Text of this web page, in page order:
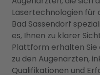
Lasertechnologien für
Bad Sassendorf
es, Ihnen zu klarer
Plattform erhalten
zu den Augenärzten,
Qualifikationen und